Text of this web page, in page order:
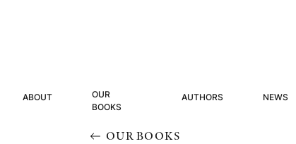
ABOUT
OUR
BOOKS
AUTHORS NEWS
OUR BOOKS